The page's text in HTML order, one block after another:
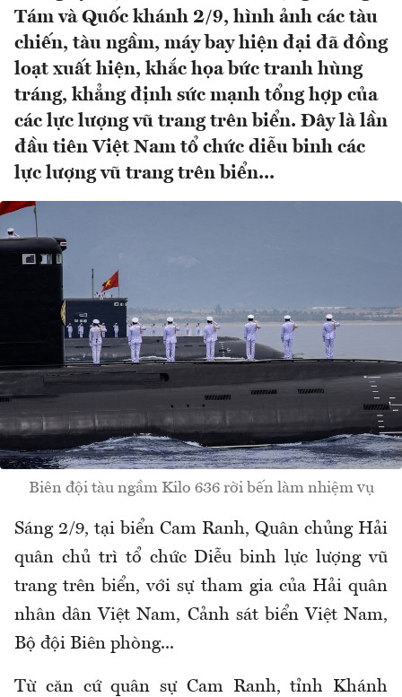
Tám và Quốc khánh 2/9, hình ảnh các tàu
chiến, tàu ngầm, máy bay hiện đại đã đồng
loạt xuất hiện, khắc họa bức tranh hùng
tráng, khẳng định sức mạnh tổng hợp của
các lực lượng vũ trang trên biển. Đây là lần
đầu tiên Việt Nam tổ chức diễu binh các
lực lượng vũ trang trên biển...
Biên đội tàu ngầm Kilo 636 rời bến làm nhiệm vụ
Sáng 2/9, tại biển Cam Ranh, Quân chủng Hải
quân chủ trì tổ chức Diễu binh lực lượng vũ
trang trên biển, với sự tham gia của Hải quân
nhân dân Việt Nam, Cảnh sát biển Việt Nam,
Bộ đội Biên phòng...
Từ căn cứ quân sự Cam Ranh, tỉnh Khánh